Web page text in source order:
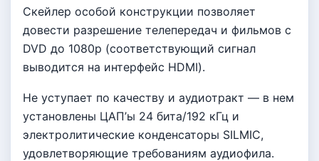
Скейлер особой конструкции позволяет
довести разрешение телепередач и фильмов с
DVD до 1080р (соответствующий сигнал
выводится на интерфейс HDMI).
Не уступает по качеству и аудиотракт — в нем
установлены ЦАП’ы 24 бита/192 кГц и
электролитические конденсаторы SILMIC,
удовлетворяющие требованиям аудиофила.